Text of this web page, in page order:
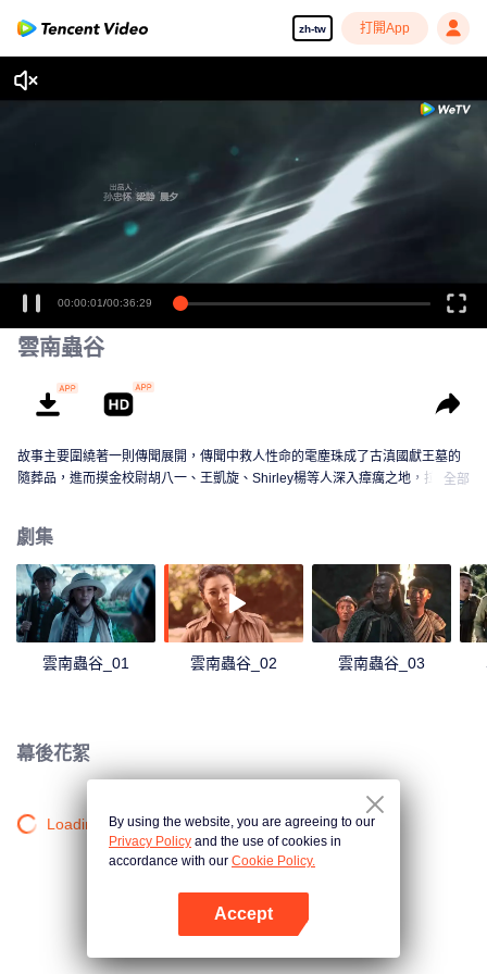
zh-tw 打開App
00:00:01/00:36:29
雲南蟲谷
故事主要圍繞著一則傳聞展開，傳聞中救人性命的雮塵珠成了古滇國獻王墓的
隨葬品，進而摸金校尉胡八一、王凱旋、Shirley楊等人深入瘴癘之地，拉開古
全部
劇集
雲南蟲谷_01 雲南蟲谷_02 雲南蟲谷_03
幕後花絮
Loading…By using the website, you are agreeing to our
Privacy Policy and the use of cookies in
accordance with our Cookie Policy.
Accept